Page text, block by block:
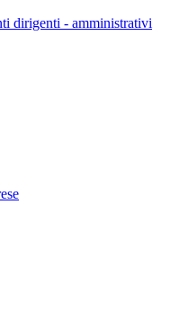
dirigenti - amministrativi